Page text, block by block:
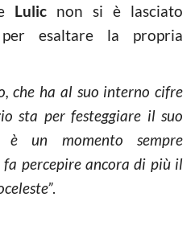
Lulic non si è lasciato
per esaltare la propria
che ha al suo interno cifre
sta per festeggiare il suo
è un momento sempre
percepire ancora di più il
.